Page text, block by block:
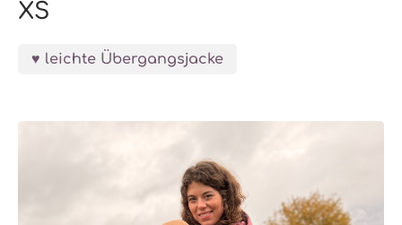
XS
leichte Übergangsjacke